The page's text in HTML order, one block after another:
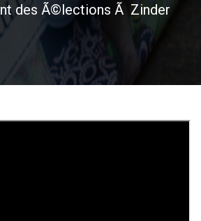
des Ã©lections Ã Zinder